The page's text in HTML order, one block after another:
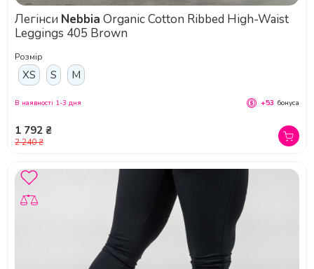
Легінси Nebbia Organic Cotton Ribbed High-Waist
Leggings 405 Brown
Розмір
XS S M
1 792 ₴
2 240 ₴
В наявності 1-3 дня +53 бонуса